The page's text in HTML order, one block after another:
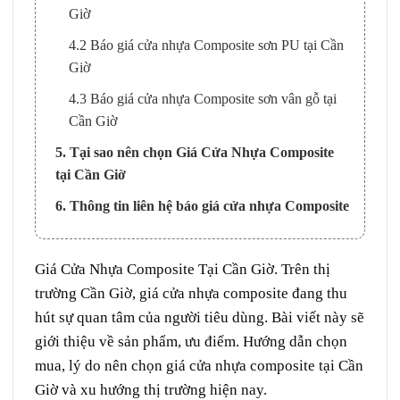
Giờ
4.2 Báo giá cửa nhựa Composite sơn PU tại Cần
Giờ
4.3 Báo giá cửa nhựa Composite sơn vân gỗ tại
Cần Giờ
5. Tại sao nên chọn Giá Cửa Nhựa Composite
tại Cần Giờ
6. Thông tin liên hệ báo giá cửa nhựa Composite
Giá Cửa Nhựa Composite Tại Cần Giờ. Trên thị
trường Cần Giờ, giá cửa nhựa composite đang thu
hút sự quan tâm của người tiêu dùng. Bài viết này sẽ
giới thiệu về sản phẩm, ưu điểm. Hướng dẫn chọn
mua, lý do nên chọn giá cửa nhựa composite tại Cần
Giờ và xu hướng thị trường hiện nay.